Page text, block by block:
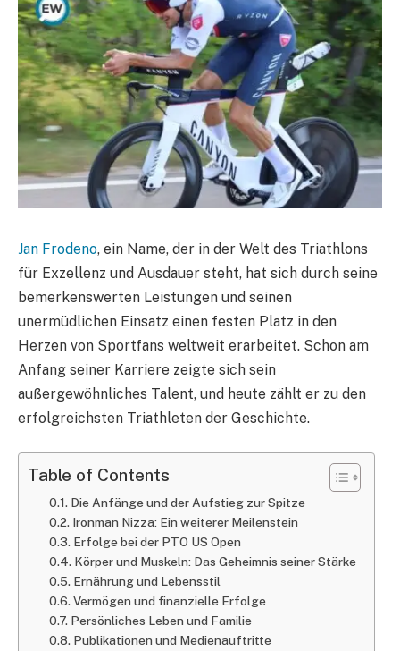
Jan Frodeno, ein Name, der in der Welt des Triathlons
für Exzellenz und Ausdauer steht, hat sich durch seine
bemerkenswerten Leistungen und seinen
unermüdlichen Einsatz einen festen Platz in den
Herzen von Sportfans weltweit erarbeitet. Schon am
Anfang seiner Karriere zeigte sich sein
außergewöhnliches Talent, und heute zählt er zu den
erfolgreichsten Triathleten der Geschichte.
Table of Contents
Die Anfänge und der Aufstieg zur Spitze
Ironman Nizza: Ein weiterer Meilenstein
Erfolge bei der PTO US Open
Körper und Muskeln: Das Geheimnis seiner Stärke
Ernährung und Lebensstil
Vermögen und finanzielle Erfolge
Persönliches Leben und Familie
Publikationen und Medienauftritte